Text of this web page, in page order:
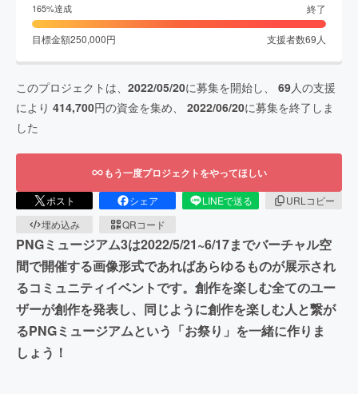
165%達成 終了
目標金額250,000円 支援者数69 人
このプロジェクトは、 2022/05/20に募集を開始し、 69人の支援
により 414,700円の資金を集め、 2022/06/20に募集を終了しま
した
もう一度プロジェクトをやってほしい
ポスト シェア LINEで送る
URLコピー
埋め込み
QRコード
PNGミュージアム3は2022/5/21~6/17までバーチャル空
間で開催する画像形式であればあらゆるものが展示され
るコミュニティイベントです。創作を楽しむ全てのユー
ザーが創作を発表し、同じように創作を楽しむ人と繋が
るPNGミュージアムという「お祭り」を一緒に作りま
しょう！